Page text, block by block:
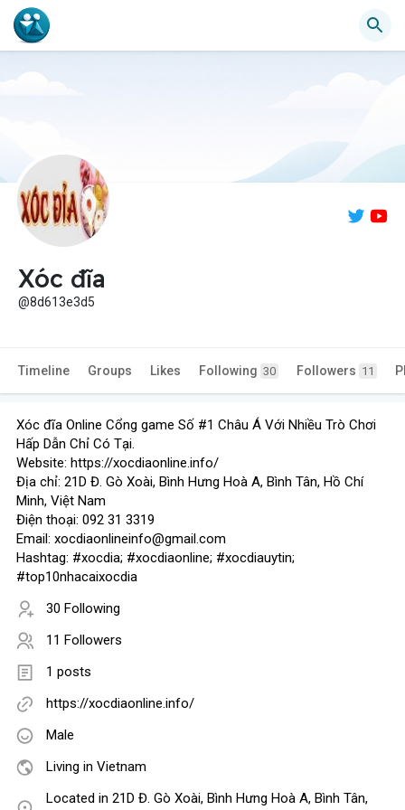
Xóc đĩa
@8d613e3d5
Timeline Groups Likes Following 30 Followers 11
Xóc đĩa Online Cổng game Số #1 Châu Á Với Nhiều Trò Chơi
Hấp Dẫn Chỉ Có Tại.
Website: https://xocdiaonline.info/
Địa chỉ: 21D Đ. Gò Xoài, Bình Hưng Hoà A, Bình Tân, Hồ Chí
Minh, Việt Nam
Điện thoại: 092 31 3319
Email: xocdiaonlineinfo@gmail.com
Hashtag: #xocdia; #xocdiaonline; #xocdiauytin;
#top10nhacaixocdia
30 Following
11 Followers
1 posts
https://xocdiaonline.info/
Male
Living in Vietnam
Located in 21D Đ. Gò Xoài, Bình Hưng Hoà A, Bình Tân,